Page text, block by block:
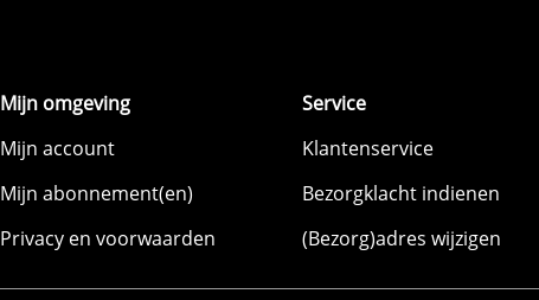
Mijn omgeving
Mijn account
Mijn abonnement(en)
Privacy en voorwaarden
Service
Klantenservice
Bezorgklacht indienen
(Bezorg)adres wijzigen